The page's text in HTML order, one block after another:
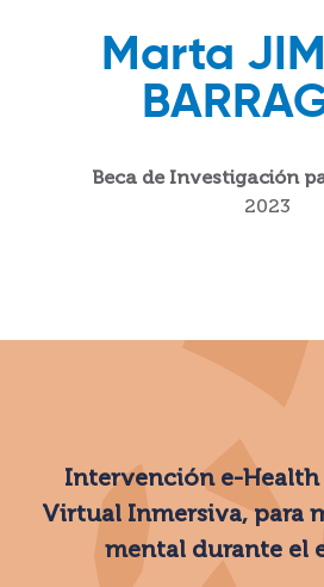
Marta
Beca de Investigación
2023
Intervención e-
Virtual Inmersiva, para
mental durante el